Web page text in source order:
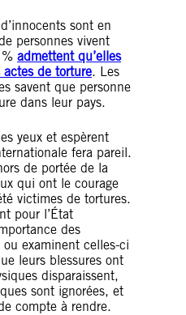
sont en
personnes vivent
admettent qu’elles
de torture. Les
savent que personne
dans leur pays.
yeux et espèrent
fera pareil.
de portée de la
qui ont le courage
victimes de tortures.
pour l’État
des
examinent celles-ci
leurs blessures ont
disparaissent,
sont ignorées, et
compte à rendre.